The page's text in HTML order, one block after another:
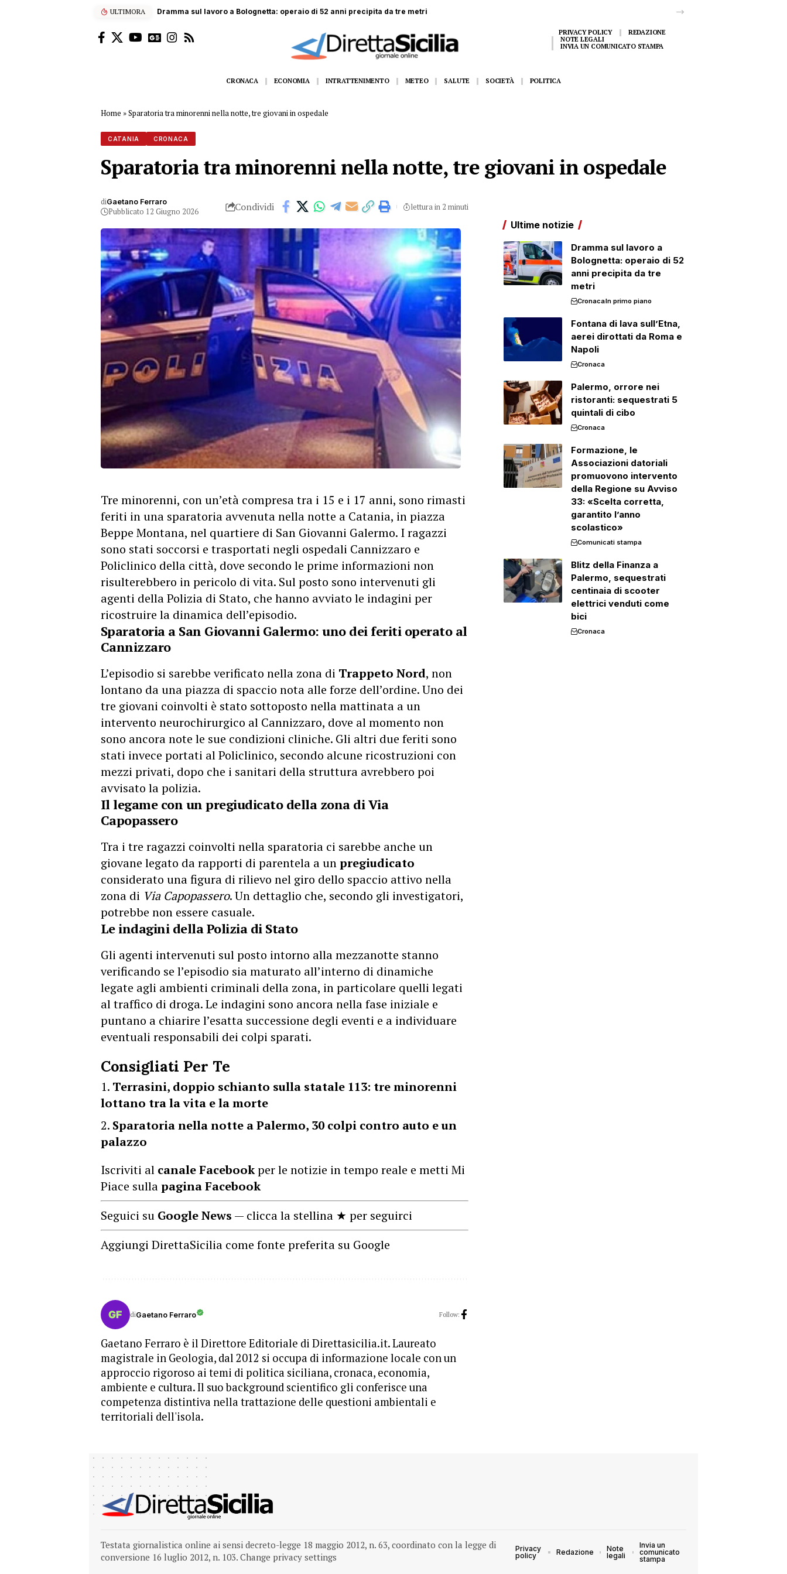
ULTIMORA Fontana di lava sull’Etna, aerei dirottati da Roma e Napoli
PRIVACY POLICY
REDAZIONE
NOTE LEGALI
INVIA UN COMUNICATO STAMPA
CRONACA ECONOMIA INTRATTENIMENTO METEO SALUTE SOCIETÀ POLITICA
Home »Sparatoria tra minorenni nella notte, tre giovani in ospedale
CATANIA CRONACA
Sparatoria tra minorenni nella notte, tre giovani in ospedale
diGaetano Ferraro
Pubblicato 12 Giugno 2026 Condividi lettura in 2 minuti
Tre minorenni, con un’età compresa tra i 15 e i 17 anni, sono rimasti
feriti in una sparatoria avvenuta nella notte a Catania, in piazza
Beppe Montana, nel quartiere di San Giovanni Galermo. I ragazzi
sono stati soccorsi e trasportati negli ospedali Cannizzaro e
Policlinico della città, dove secondo le prime informazioni non
risulterebbero in pericolo di vita. Sul posto sono intervenuti gli
agenti della Polizia di Stato, che hanno avviato le indagini per
ricostruire la dinamica dell’episodio.
Sparatoria a San Giovanni Galermo: uno dei feriti operato al
Cannizzaro
L’episodio si sarebbe verificato nella zona di Trappeto Nord, non
lontano da una piazza di spaccio nota alle forze dell’ordine. Uno dei
tre giovani coinvolti è stato sottoposto nella mattinata a un
intervento neurochirurgico al Cannizzaro, dove al momento non
sono ancora note le sue condizioni cliniche. Gli altri due feriti sono
stati invece portati al Policlinico, secondo alcune ricostruzioni con
mezzi privati, dopo che i sanitari della struttura avrebbero poi
avvisato la polizia.
Il legame con un pregiudicato della zona di Via
Capopassero
Tra i tre ragazzi coinvolti nella sparatoria ci sarebbe anche un
giovane legato da rapporti di parentela a unpregiudicato
considerato una figura di rilievo nel giro dello spaccio attivo nella
zona di Via Capopassero. Un dettaglio che, secondo gli investigatori,
potrebbe non essere casuale.
Le indagini della Polizia di Stato
Gli agenti intervenuti sul posto intorno alla mezzanotte stanno
verificando se l’episodio sia maturato all’interno di dinamiche
legate agli ambienti criminali della zona, in particolare quelli legati
al traffico di droga. Le indagini sono ancora nella fase iniziale e
puntano a chiarire l’esatta successione degli eventi e a individuare
eventuali responsabili dei colpi sparati.
Consigliati Per Te
Terrasini, doppio schianto sulla statale 113: tre minorenni
lottano tra la vita e la morte
Sparatoria nella notte a Palermo, 30 colpi contro auto e un
palazzo
Iscriviti al canale Facebookper le notizie in tempo reale e metti Mi
Piace sullapagina Facebook
Seguici su Google News — clicca la stellina ★ per seguirci
Aggiungi DirettaSicilia come fonte preferita su Google
diGaetano Ferraro Follow:
Gaetano Ferraro è il Direttore Editoriale di Direttasicilia.it. Laureato
magistrale in Geologia, dal 2012 si occupa di informazione locale con un
approccio rigoroso ai temi di politica siciliana, cronaca, economia,
ambiente e cultura. Il suo background scientifico gli conferisce una
competenza distintiva nella trattazione delle questioni ambientali e
territoriali dell'isola.
Ultime notizie
Dramma sul lavoro a
Bolognetta: operaio di 52
anni precipita da tre
metri
CronacaIn primo piano
Fontana di lava sull’Etna,
aerei dirottati da Roma e
Napoli
Cronaca
Palermo, orrore nei
ristoranti: sequestrati 5
quintali di cibo
Cronaca
Formazione, le
Associazioni datoriali
promuovono intervento
della Regione su Avviso
33: «Scelta corretta,
garantito l’anno
scolastico»
Comunicati stampa
Blitz della Finanza a
Palermo, sequestrati
centinaia di scooter
elettrici venduti come
bici
Cronaca
Testata giornalistica online ai sensi decreto-legge 18 maggio 2012, n. 63, coordinato con la legge di
conversione 16 luglio 2012, n. 103. Change privacy settings
Privacy
policy
Redazione
Note
legali
Invia un
comunicato
stampa